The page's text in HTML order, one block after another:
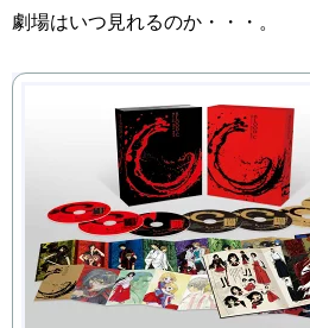
劇場はいつ見れるのか・・・。